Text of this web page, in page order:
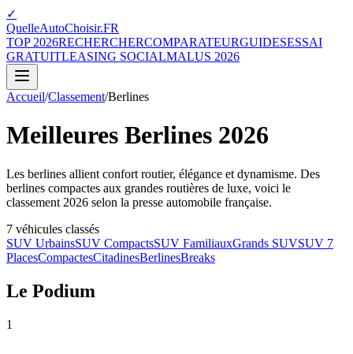
✓
QuelleAutoChoisir.FR
TOP 2026RECHERCHERCOMPARATEURGUIDESESSAI
GRATUITLEASING SOCIALMALUS 2026
Accueil/Classement/Berlines
Meilleures Berlines 2026
Les berlines allient confort routier, élégance et dynamisme. Des
berlines compactes aux grandes routières de luxe, voici le
classement 2026 selon la presse automobile française.
7 véhicules classés
SUV UrbainsSUV CompactsSUV FamiliauxGrands SUVSUV 7
PlacesCompactesCitadinesBerlinesBreaks
Le Podium
1